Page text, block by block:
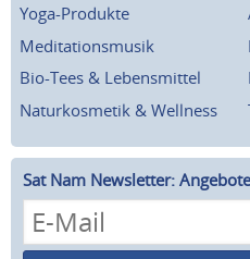
Yoga-Produkte
Meditationsmusik
Bio-Tees & Lebensmittel
Naturkosmetik & Wellness
Sat Nam Newsletter: